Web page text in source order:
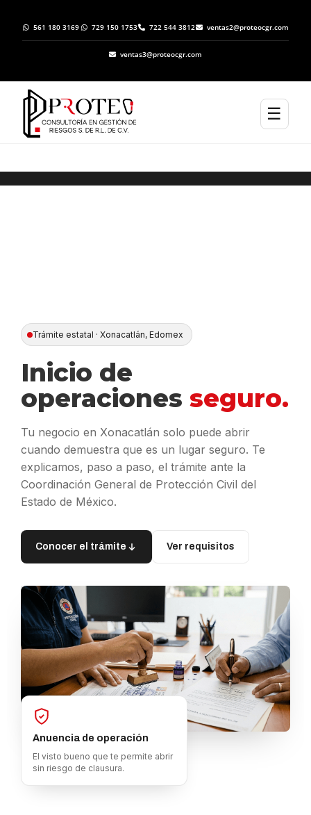
561 180 3169 729 150 1753 722 544 3812 ventas2@proteocgr.com
ventas3@proteocgr.com
☰
Trámite estatal · Xonacatlán, Edomex
Inicio de
operaciones seguro.
Tu negocio en Xonacatlán solo puede abrir
cuando demuestra que es un lugar seguro. Te
explicamos, paso a paso, el trámite ante la
Coordinación General de Protección Civil del
Estado de México.
Conocer el trámite Ver requisitos
Anuencia de operación
El visto bueno que te permite abrir
sin riesgo de clausura.